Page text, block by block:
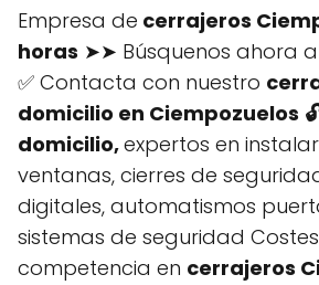
Empresa de cerrajeros
horas ➤➤ Búsquenos ahora
✅ Contacta con nuestro
domicilio en Ciempozuelos
domicilio,expertos en
ventanas, cierres de
digitales, automatismos
sistemas de seguridad
competencia en cerrajeros